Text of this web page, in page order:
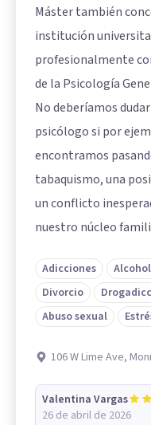
Máster también
institución
profesionalmente
de la Psicología
No deberíamos
psicólogo si por
encontramos
tabaquismo, una
un conflicto
nuestro núcleo
Adicciones
Divorcio
Abuso sexual
106 W Lime Ave,
Valentina Vargas
26 de abril de 2026